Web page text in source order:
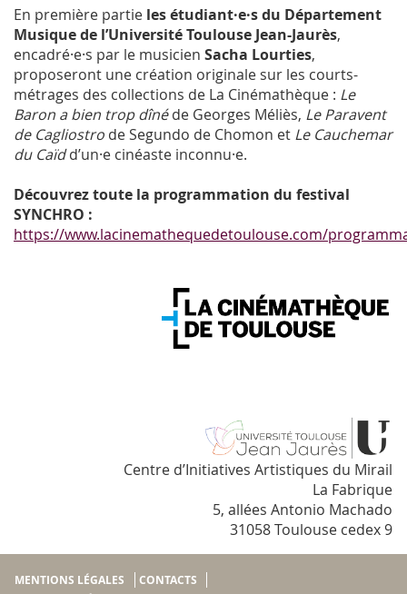
En première partie les étudiant·e·s du Département
Musique de l’Université Toulouse Jean-Jaurès,
encadré·e·s par le musicien Sacha Lourties,
proposeront une création originale sur les courts-
métrages des collections de La Cinémathèque : Le
Baron a bien trop dînéde Georges Méliès, Le Paravent
de Cagliostro de Segundo de Chomon et Le Cauchemar
du Caïdd’un·e cinéaste inconnu·e.
Découvrez toute la programmation du festival
SYNCHRO :
https://www.lacinemathequedetoulouse.com/
Centre d’Initiatives Artistiques du Mirail
La Fabrique
5, allées Antonio Machado
31058 Toulouse cedex 9
MENTIONS LÉGALES
CONTACTS